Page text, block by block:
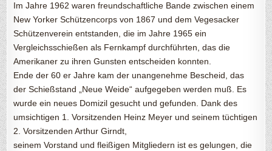
Im Jahre 1962 waren freundschaftliche Bande zwischen einem
New Yorker Schützencorps von 1867 und dem Vegesacker
Schützenverein entstanden, die im Jahre 1965 ein
Vergleichsschießen als Fernkampf durchführten, das die
Amerikaner zu ihren Gunsten entscheiden konnten.
Ende der 60 er Jahre kam der unangenehme Bescheid, das
der Schießstand „Neue Weide“ aufgegeben werden muß. Es
wurde ein neues Domizil gesucht und gefunden. Dank des
umsichtigen 1. Vorsitzenden Heinz Meyer und seinem tüchtigen
2. Vorsitzenden Arthur Girndt,
seinem Vorstand und fleißigen Mitgliedern ist es gelungen, die